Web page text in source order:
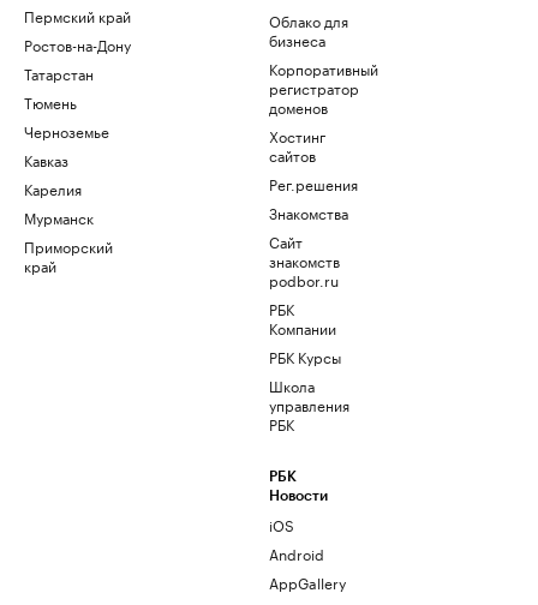
Пермский край
Ростов-на-Дону
Татарстан
Тюмень
Черноземье
Кавказ
Карелия
Мурманск
Приморский
край
Облако для
бизнеса
Корпоративный
регистратор
доменов
Хостинг
сайтов
Рег.решения
Знакомства
Сайт
знакомств
podbor.ru
РБК
Компании
РБК Курсы
Школа
управления
РБК
РБК
Новости
iOS
Android
AppGallery